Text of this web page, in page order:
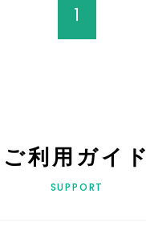
1
ご利用ガイド
SUPPORT